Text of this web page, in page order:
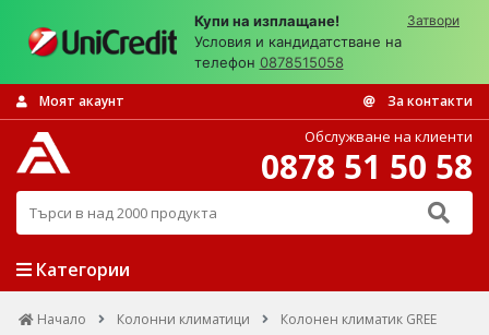
Купи на изплащане!
Условия и кандидатстване на
телефон 0878515058
Затвори
Моят акаунт За контакти
Търси в над 2000 продукта
Обслужване на клиенти
0878 51 50 58
Категории
Начало Колонни климатици
Колонен климатик GREE